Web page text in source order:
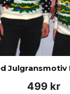
Julgransmotiv
499 kr